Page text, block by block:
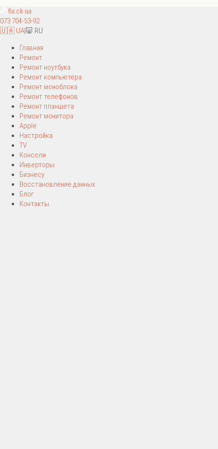
fix.ck.ua
073 704-53-92
🇺🇦 UA|🐷 RU
Главная
Ремонт
Ремонт ноутбука
Ремонт компьютера
Ремонт моноблока
Ремонт телефонов
Ремонт планшета
Ремонт монитора
Apple
Настройка
TV
Консоли
Инверторы
Бизнесу
Восстановление данных
Блог
Контакты